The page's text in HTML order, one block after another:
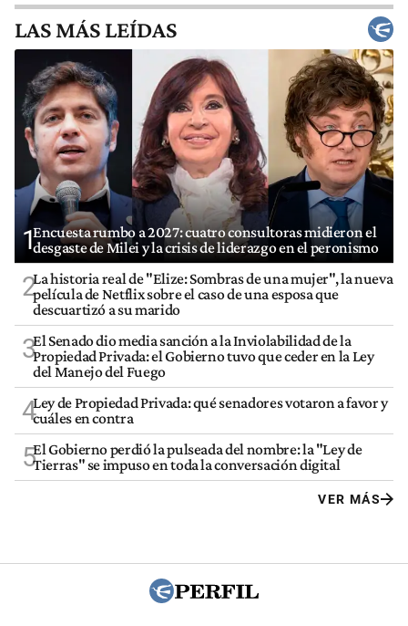
LAS MÁS LEÍDAS
1Encuesta rumbo a 2027: cuatro consultoras midieron el
desgaste de Milei y la crisis de liderazgo en el peronismo
2La historia real de "Elize: Sombras de una mujer", la nueva
película de Netflix sobre el caso de una esposa que
descuartizó a su marido
3El Senado dio media sanción a la Inviolabilidad de la
Propiedad Privada: el Gobierno tuvo que ceder en la Ley
del Manejo del Fuego
4Ley de Propiedad Privada: qué senadores votaron a favor y
cuáles en contra
5El Gobierno perdió la pulseada del nombre: la "Ley de
Tierras" se impuso en toda la conversación digital
VER MÁS